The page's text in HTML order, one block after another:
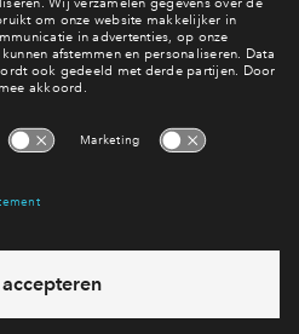
#015
€ 614.000